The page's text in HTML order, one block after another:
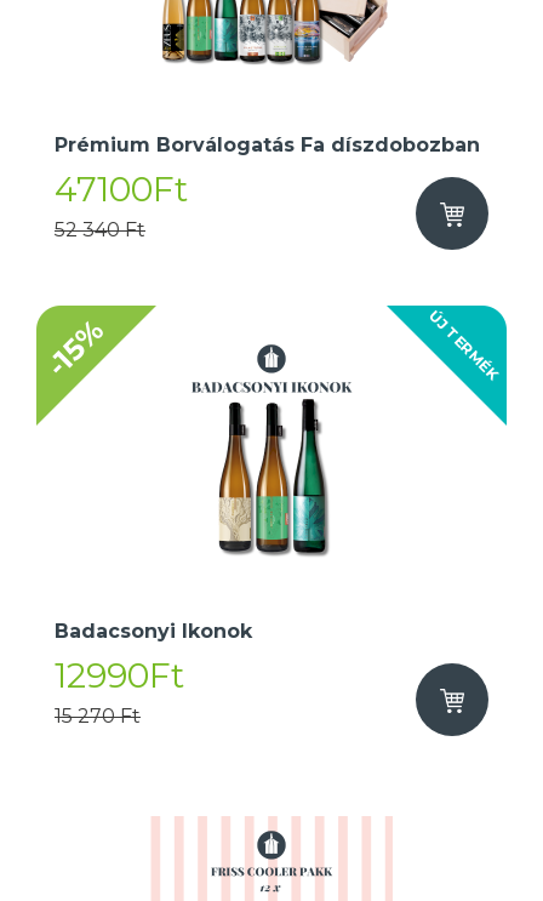
Prémium Borválogatás Fa díszdobozban
47100Ft
52 340 Ft
ÚJ TERMÉK
-15%
Badacsonyi Ikonok
12990Ft
15 270 Ft